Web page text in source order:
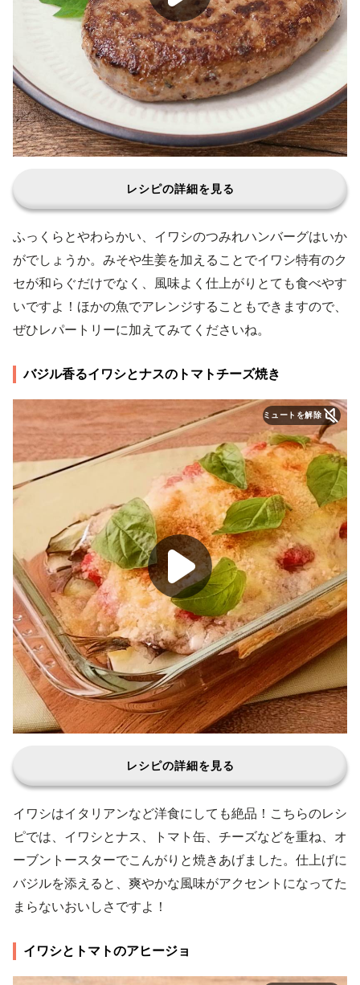
レシピの詳細を見る
ふっくらとやわらかい、イワシのつみれハンバーグはいか
がでしょうか。みそや生姜を加えることでイワシ特有のク
セが和らぐだけでなく、風味よく仕上がりとても食べやす
いですよ！ほかの魚でアレンジすることもできますので、
ぜひレパートリーに加えてみてくださいね。
バジル香るイワシとナスのトマトチーズ焼き
ミュートを解除
レシピの詳細を見る
イワシはイタリアンなど洋食にしても絶品！こちらのレシ
ピでは、イワシとナス、トマト缶、チーズなどを重ね、オ
ーブントースターでこんがりと焼きあげました。仕上げに
バジルを添えると、爽やかな風味がアクセントになってた
まらないおいしさですよ！
イワシとトマトのアヒージョ